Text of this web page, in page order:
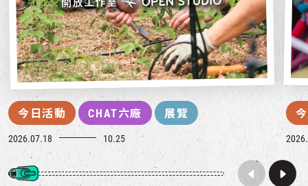
今日活動 CHAT六廠 展覽
2026.07.18 10.25